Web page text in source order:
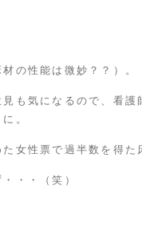
の性能は微妙？？）。
も気になるので、看護
。
女性票で過半数を得た
・・（笑）